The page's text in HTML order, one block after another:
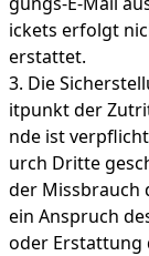
ickets erfolgt
erstattet.
Die
itpunkt der
nde ist
urch Dritte
der Missbrauch
ein Anspruch
oder Erstattung